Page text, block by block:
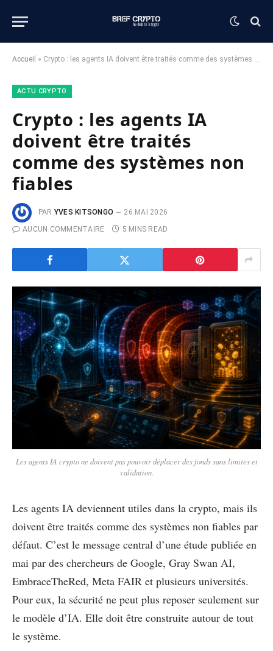
Accueil » Crypto : les agents IA doivent être traités comme des systèmes non fiables
ACTU CRYPTO
Crypto : les agents IA
doivent être traités
comme des systèmes non
fiables
PAR YVES KITSONGO
26 MAI 2026
AUCUN COMMENTAIRE
5 MINS READ
Les agents IA crypto ne doivent pas pouvoir déplacer des fonds sans limites et
validation.
Les agents IA deviennent utiles dans la crypto, mais ils
doivent être traités comme des systèmes non fiables par
défaut. C’est le message central d’une étude publiée en
mai par des chercheurs de Google, Gray Swan AI,
EmbraceTheRed, Meta FAIR et plusieurs universités.
Pour eux, la sécurité ne peut plus reposer seulement sur
le modèle d’IA. Elle doit être construite autour de tout
le système.